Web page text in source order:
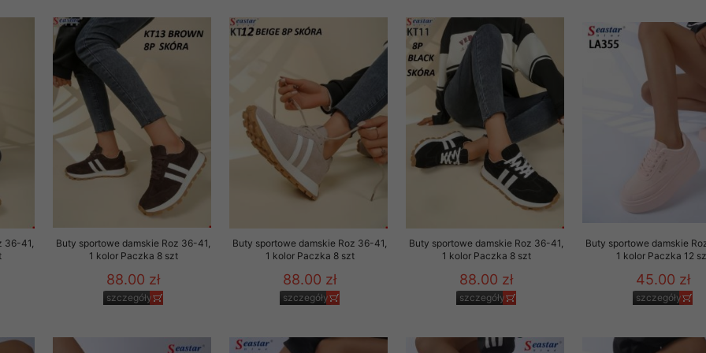
36-41,
Buty sportowe damskie Roz 36-41,
1 kolor Paczka 8 szt
88.00 zł
szczegóły
Buty sportowe damskie Roz 36-41,
1 kolor Paczka 8 szt
88.00 zł
szczegóły
Buty sportowe damskie Roz 36-41,
1 kolor Paczka 8 szt
88.00 zł
szczegóły
Buty sportowe damskie
1 kolor Paczka 12
45.00 zł
szczegóły
zgody.
„Przejdź dalej” lub zamkniesz to okno, to wyrazisz zgodę na przetwarzanie przez OMEZ
Zgodę możesz w każdym momencie wycofać . Pamiętaj, że wycofanie zgody nie
prawem przetwarzania dokonanego wcześniej.
w tym o przysługujących uprawnieniach (prawo dostępu, sprostowania oraz usunięcia
ich przetwarzania, prawo do ich przenoszenia, niepodlegania zautomatyzowanemu
w tym profilowaniu, a także prawo wyrażenia sprzeciwu wobec przetwarzania Twoich
w Polityce prywatności.